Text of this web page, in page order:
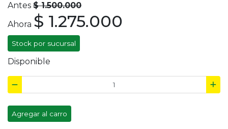
Antes $ 1.500.000
Ahora $ 1.275.000
Stock por sucursal
Disponible
Agregar al carro